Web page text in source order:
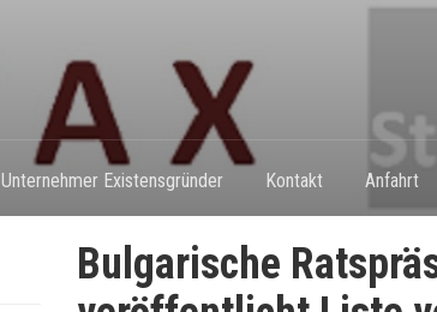
Unternehmer Existensgründer Kontakt Anfahrt
Bulgarische